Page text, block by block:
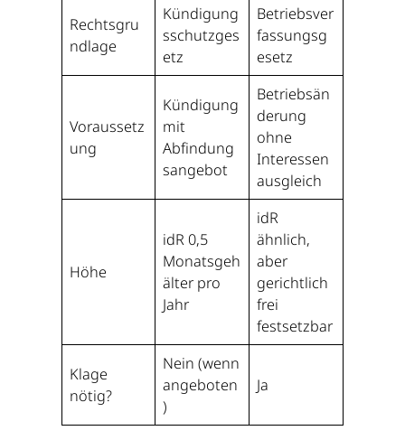
Rechtsgru
ndlage
Kündigung
sschutzges
etz
Betriebsver
fassungsg
esetz
Voraussetz
ung
Kündigung
mit
Abfindung
sangebot
Betriebsän
derung
ohne
Interessen
ausgleich
Höhe
idR 0,5
Monatsgeh
älter pro
Jahr
idR
ähnlich,
aber
gerichtlich
frei
festsetzbar
Klage
nötig?
Nein (wenn
angeboten
)
Ja